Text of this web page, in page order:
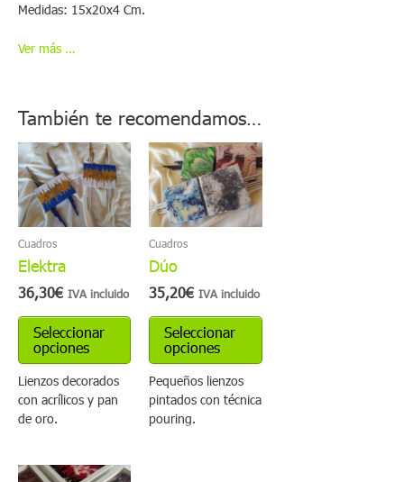
Medidas: 15x20x4 Cm.
Ver más …
También te recomendamos…
Cuadros
Elektra
36,30€ IVA incluido
Seleccionar
opciones
Este
producto
tiene
múltiples
variantes.
opciones
pueden
elegir
la
página
producto
Lienzos decorados
con acrílicos y pan
de oro.
Cuadros
Dúo
35,20€ IVA incluido
Seleccionar
opciones
Este
producto
tiene
variantes.
elegir
la
de
Pequeños lienzos
pintados con técnica
pouring.
Este